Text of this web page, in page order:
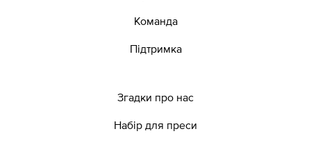
Команда
Підтримка
Згадки про нас
Набір для преси